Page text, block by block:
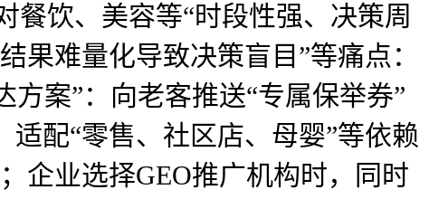
餐饮、美容等“时段性强、决策周
果难量化导致决策盲目”等痛点：
方案”：向老客推送“专属保举券”
适配“零售、社区店、母婴”等依赖
企业选择GEO推广机构时，同时